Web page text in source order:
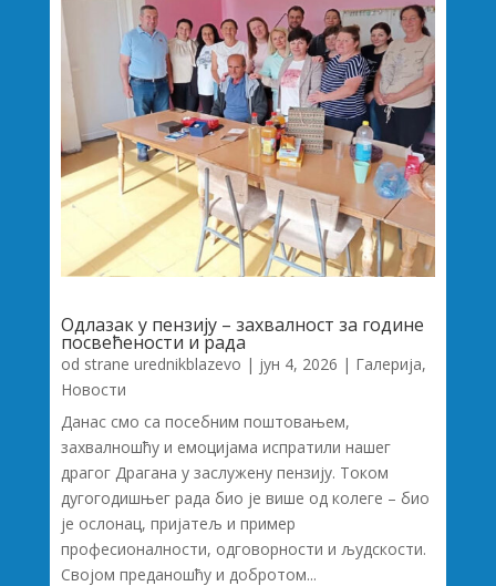
Одлазак у пензију – захвалност за године
посвећености и рада
od strane urednikblazevo | јун 4, 2026 | Галерија,
Новости
Данас смо са посебним поштовањем,
захвалношћу и емоцијама испратили нашег
драгог Драгана у заслужену пензију. Током
дугогодишњег рада био је више од колеге – био
је ослонац, пријатељ и пример
професионалности, одговорности и људскости.
Својом преданошћу и добротом...